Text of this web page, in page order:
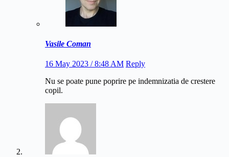
Vasile Coman
16 May 2023 / 8:48 AM Reply
Nu se poate pune poprire pe indemnizatia de crestere
copil.